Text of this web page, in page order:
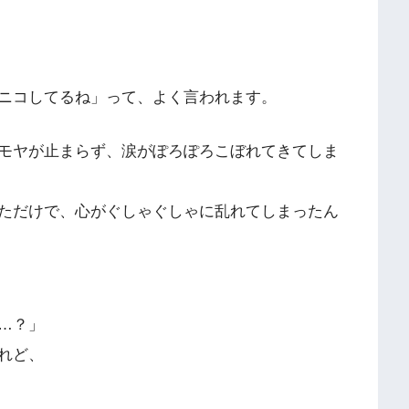
してるね」って、よく言われます。
ヤが止まらず、涙がぽろぽろこぼれてきてしま
だけで、心がぐしゃぐしゃに乱れてしまったん
？」
ど、